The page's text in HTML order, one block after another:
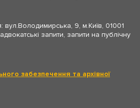
вул.Володимирська, 9, м.Київ, 01001
запити, запити на публічну
забезпечення та архівної